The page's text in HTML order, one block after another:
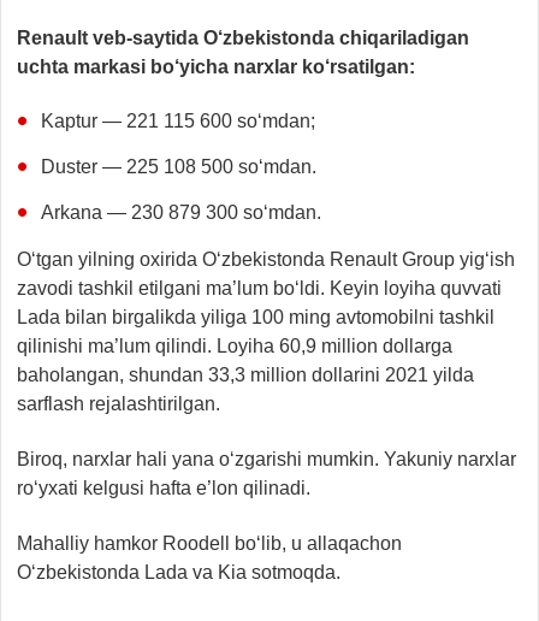
Renault veb-saytida O‘zbekistonda chiqariladigan
uchta markasi bo‘yicha narxlar ko‘rsatilgan:
Kaptur — 221 115 600 so‘mdan;
Duster — 225 108 500 so‘mdan.
Arkana — 230 879 300 so‘mdan.
O‘tgan yilning oxirida O‘zbekistonda Renault Group yig‘ish
zavodi tashkil etilgani ma’lum bo‘ldi. Keyin loyiha quvvati
Lada bilan birgalikda yiliga 100 ming avtomobilni tashkil
qilinishi ma’lum qilindi. Loyiha 60,9 million dollarga
baholangan, shundan 33,3 million dollarini 2021 yilda
sarflash rejalashtirilgan.
Biroq, narxlar hali yana o‘zgarishi mumkin. Yakuniy narxlar
ro‘yxati kelgusi hafta e’lon qilinadi.
Mahalliy hamkor Roodell bo‘lib, u allaqachon
O‘zbekistonda Lada va Kia sotmoqda.